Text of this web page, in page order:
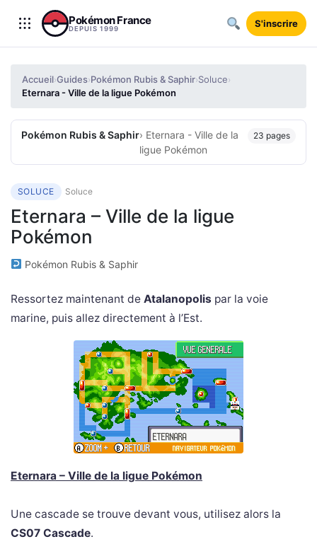
Aller au contenu
Pokémon France
DEPUIS 1999 S'inscrire
Accueil›Guides›Pokémon Rubis & Saphir›Soluce›
Eternara - Ville de la ligue Pokémon
Pokémon Rubis & Saphir› Eternara - Ville de la
ligue Pokémon
23 pages
SOLUCE Soluce
Eternara – Ville de la ligue
Pokémon
Pokémon Rubis & Saphir
Ressortez maintenant de Atalanopolis par la voie
marine, puis allez directement à l’Est.
Eternara – Ville de la ligue Pokémon
Une cascade se trouve devant vous, utilisez alors la
CS07 Cascade.